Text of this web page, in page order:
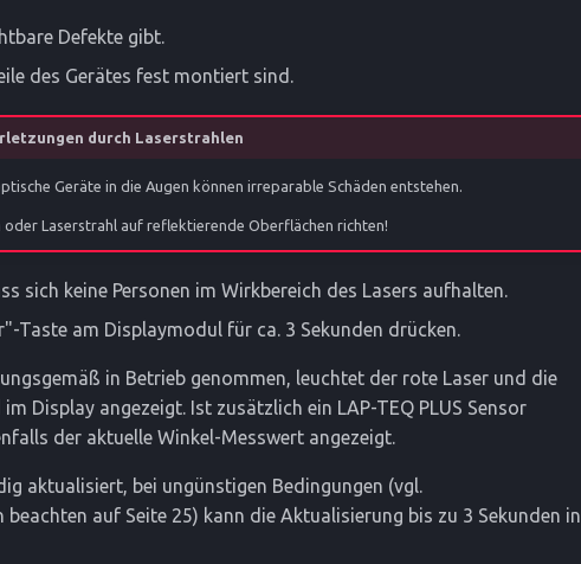
Defekte gibt.
des Gerätes fest montiert sind.
durch Laserstrahlen
Geräte in die Augen können irreparable Schäden entstehen.
oder Laserstrahl auf reflektierende Oberflächen richten!
sich keine Personen im Wirkbereich des Lasers aufhalten.
Taste am Displaymodul für ca. 3 Sekunden drücken.
in Betrieb genommen, leuchtet der rote Laser und die
Display angezeigt. Ist zusätzlich ein LAP-TEQ PLUS Sensor
der aktuelle Winkel-Messwert angezeigt.
aktualisiert, bei ungünstigen Bedingungen (vgl.
beachten auf Seite 25) kann die Aktualisierung bis zu 3 Sekunden in